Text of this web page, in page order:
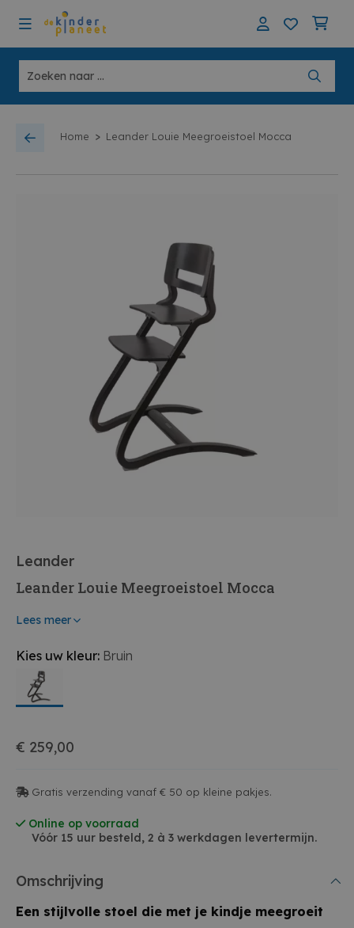
Home > Leander Louie Meegroeistoel Mocca
Leander
Leander Louie Meegroeistoel Mocca
Lees meer
Kies uw kleur: Bruin
€ 259,00
Gratis verzending vanaf € 50 op kleine pakjes.
Online op voorraad
Vóór 15 uur besteld, 2 à 3 werkdagen levertermijn.
Omschrijving
Een stijlvolle stoel die met je kindje meegroeit